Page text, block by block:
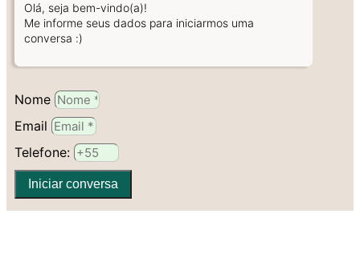
Olá, seja bem-vindo(a)!
Me informe seus dados para iniciarmos uma
conversa :)
Nome
Email
Telefone:
Iniciar conversa